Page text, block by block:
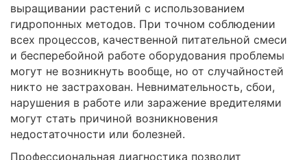
выращивании растений с использованием
гидропонных методов. При точном соблюдении
всех процессов, качественной питательной смеси
и бесперебойной работе оборудования проблемы
могут не возникнуть вообще, но от случайностей
никто не застрахован. Невнимательность, сбои,
нарушения в работе или заражение вредителями
могут стать причиной возникновения
недостаточности или болезней.
Профессиональная диагностика позволит